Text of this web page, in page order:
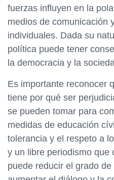
fuerzas influyen en la
medios de comunicación
individuales. Dada su
política puede tener
la democracia y la
Es importante reconocer
tiene por qué ser
se pueden tomar para
medidas de educación
tolerancia y el respeto a
y un libre periodismo que
puede reducir el grado